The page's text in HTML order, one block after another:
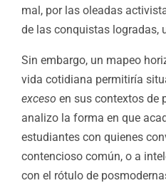
mal, por las oleadas
de las conquistas logradas,
Sin embargo, un mapeo
vida cotidiana permitiría
exceso en sus contextos de
analizo la forma en que
estudiantes con quienes
contencioso común, o a
con el rótulo de